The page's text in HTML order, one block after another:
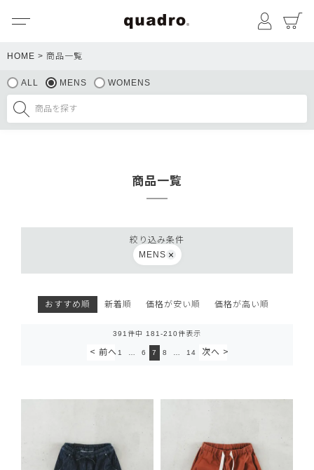
マイペ
HOME 商品一覧
ALL MENS WOMENS
商品一覧
絞り込み条件
MENS
おすすめ順 新着順 価格が安い順 価格が高い順
391 件中 181 -210件表示
1 6 7 8 14